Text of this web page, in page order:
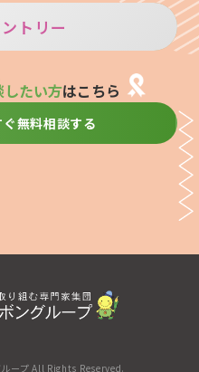
トリー
したい方はこちら
無料相談する
ープ All Rights Reserved.